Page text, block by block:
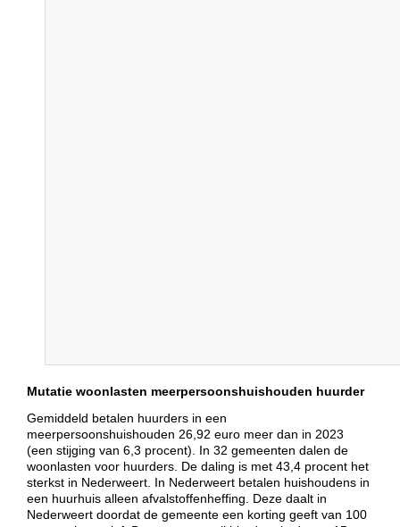
Mutatie woonlasten meerpersoonshuishouden huurder
Gemiddeld betalen huurders in een
meerpersoonshuishouden 26,92 euro meer dan in 2023
(een stijging van 6,3 procent). In 32 gemeenten dalen de
woonlasten voor huurders. De daling is met 43,4 procent het
sterkst in Nederweert. In Nederweert betalen huishoudens in
een huurhuis alleen afvalstoffenheffing. Deze daalt in
Nederweert doordat de gemeente een korting geeft van 100